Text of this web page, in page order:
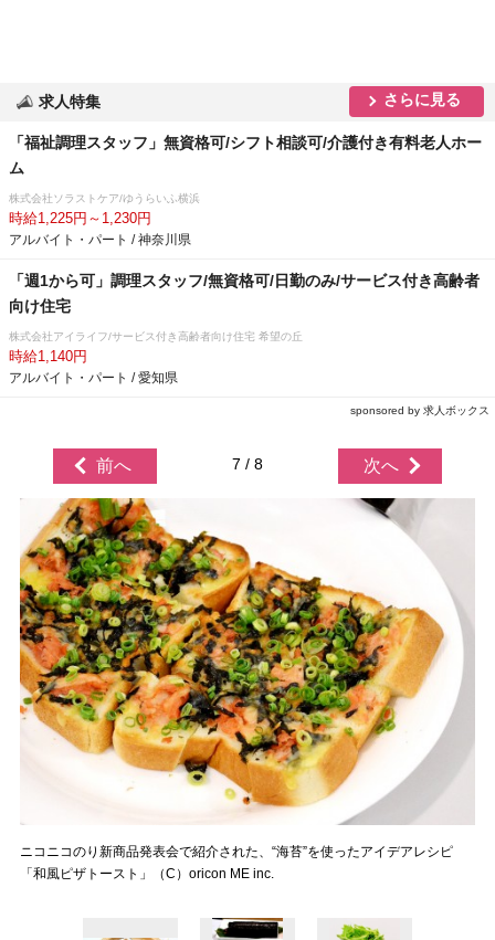
求人特集 さらに見る
「福祉調理スタッフ」無資格可/シフト相談可/介護付き有料老人ホー
ム
株式会社ソラストケア/ゆうらいふ横浜
時給1,225円～1,230円
アルバイト・パート / 神奈川県
「週1から可」調理スタッフ/無資格可/日勤のみ/サービス付き高齢者
向け住宅
株式会社アイライフ/サービス付き高齢者向け住宅 希望の丘
時給1,140円
アルバイト・パート / 愛知県
sponsored by 求人ボックス
前へ 7 / 8 次へ
ニコニコのり新商品発表会で紹介された、“海苔”を使ったアイデアレシピ
「和風ピザトースト」（C）oricon ME inc.